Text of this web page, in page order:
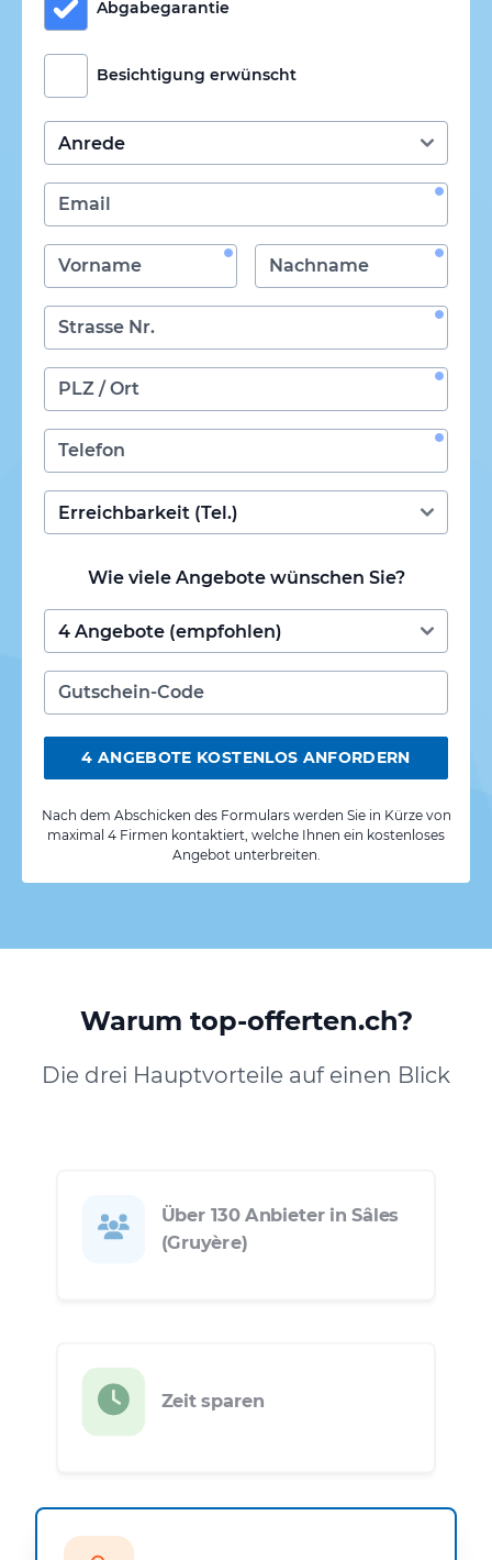
Abgabegarantie
Besichtigung erwünscht
Wie viele Angebote wünschen Sie?
4 ANGEBOTE KOSTENLOS ANFORDERN
Nach dem Abschicken des Formulars werden Sie in Kürze von
maximal 4 Firmen kontaktiert, welche Ihnen ein kostenloses
Angebot unterbreiten.
Warum top-offerten.ch?
Die drei Hauptvorteile auf einen Blick
Über 130 Anbieter in Sâles
(Gruyère)
Zeit sparen